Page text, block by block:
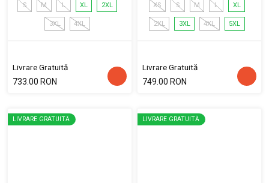
S M L XL 2XL
3XL 4XL
Livrare Gratuită
733.00 RON
XS S M L XL
2XL 3XL 4XL 5XL
Livrare Gratuită
749.00 RON
LIVRARE GRATUITĂ LIVRARE GRATUITĂ